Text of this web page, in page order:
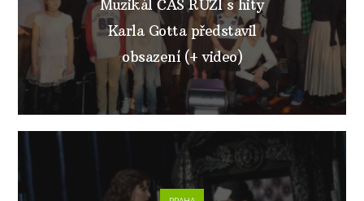
Muzikál ČAS RŮŽÍ s hity
Karla Gotta představil
obsazení (+ video)